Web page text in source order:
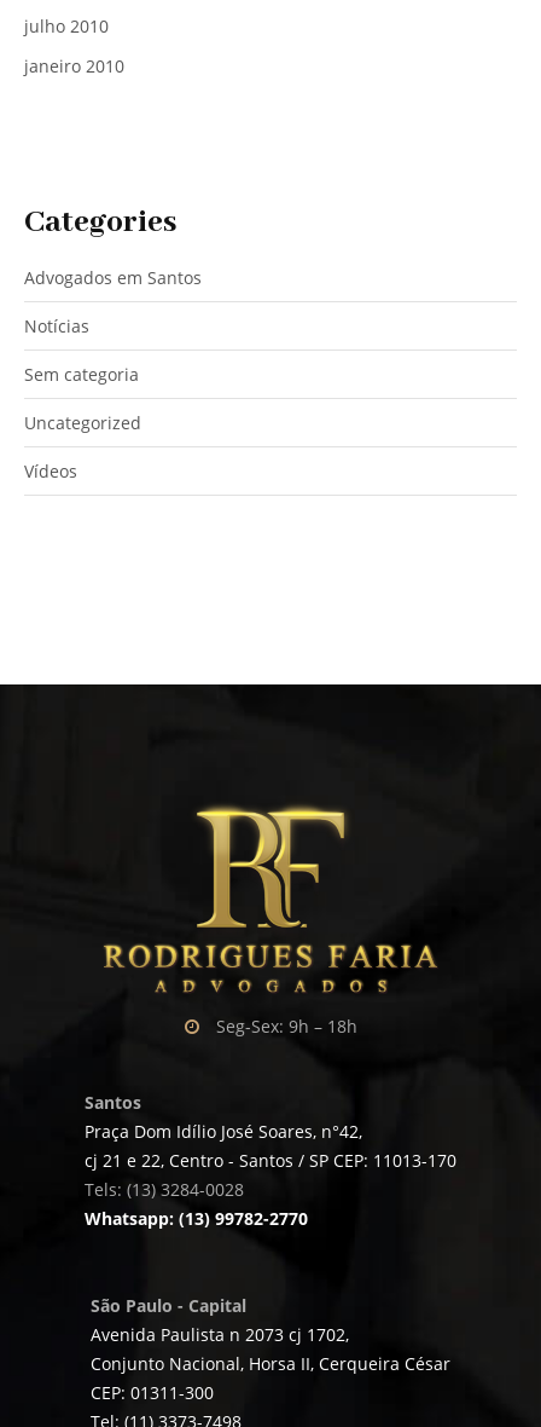
julho 2010
janeiro 2010
Categories
Advogados em Santos
Notícias
Sem categoria
Uncategorized
Vídeos
Seg-Sex: 9h – 18h
Santos
Praça Dom Idílio José Soares, n°42,
cj 21 e 22, Centro - Santos / SP CEP: 11013-170
Tels: (13) 3284-0028
Whatsapp: (13) 99782-2770
São Paulo - Capital
Avenida Paulista n 2073 cj 1702,
Conjunto Nacional, Horsa II, Cerqueira César
CEP: 01311-300
Tel: (11) 3373-7498